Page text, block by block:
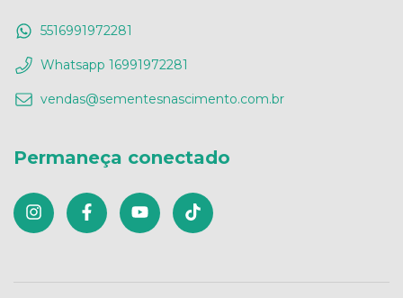
5516991972281
Whatsapp 16991972281
vendas@sementesnascimento.com.br
Permaneça conectado